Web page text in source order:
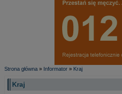
Strona główna » Informator » Kraj
Kraj